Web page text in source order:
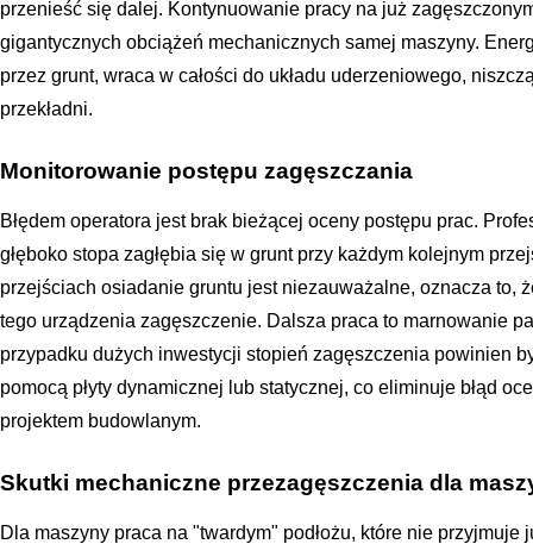
przenieść się dalej. Kontynuowanie pracy na już
gigantycznych obciążeń mechanicznych samej maszyny.
przez grunt, wraca w całości do układu uderzeniowego,
przekładni.
Monitorowanie postępu zagęszczania
Błędem operatora jest brak bieżącej oceny postępu prac.
głęboko stopa zagłębia się w grunt przy każdym kolejnym
przejściach osiadanie gruntu jest niezauważalne, oznacza to,
tego urządzenia zagęszczenie. Dalsza praca to marnowanie
przypadku dużych inwestycji stopień zagęszczenia powinien
pomocą płyty dynamicznej lub statycznej, co eliminuje błąd
projektem budowlanym.
Skutki mechaniczne przezagęszczenia dla
Dla maszyny praca na "twardym" podłożu, które nie przyjmuje